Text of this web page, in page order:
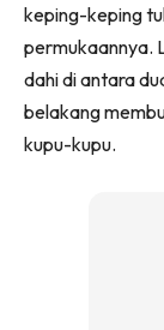
keping-keping
permukaannya.
dahi di antara
belakang
kupu-kupu.